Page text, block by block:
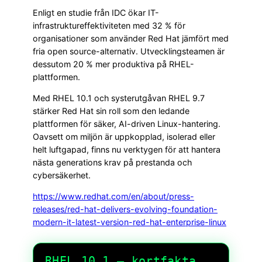
Enligt en studie från IDC ökar IT-
infrastruktureffektiviteten med 32 % för
organisationer som använder Red Hat jämfört med
fria open source-alternativ. Utvecklingsteamen är
dessutom 20 % mer produktiva på RHEL-
plattformen.
Med RHEL 10.1 och systerutgåvan RHEL 9.7
stärker Red Hat sin roll som den ledande
plattformen för säker, AI-driven Linux-hantering.
Oavsett om miljön är uppkopplad, isolerad eller
helt luftgapad, finns nu verktygen för att hantera
nästa generations krav på prestanda och
cybersäkerhet.
https://www.redhat.com/en/about/press-
releases/red-hat-delivers-evolving-foundation-
modern-it-latest-version-red-hat-enterprise-linux